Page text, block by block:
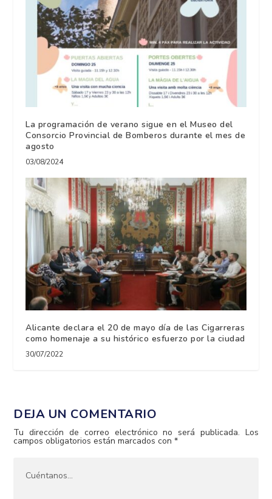
La programación de verano sigue en el Museo del
Consorcio Provincial de Bomberos durante el mes de
agosto
03/08/2024
Alicante declara el 20 de mayo día de las Cigarreras
como homenaje a su histórico esfuerzo por la ciudad
30/07/2022
DEJA UN COMENTARIO
Tu dirección de correo electrónico no será publicada. Los
campos obligatorios están marcados con*